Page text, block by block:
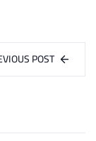
POST